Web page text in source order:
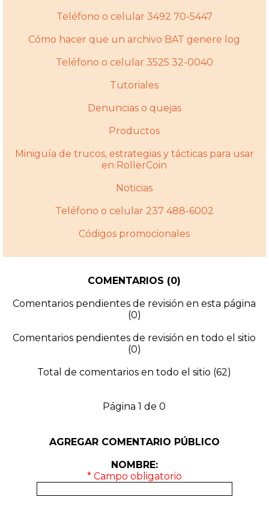
Teléfono o celular 3492 70-5447
Cómo hacer que un archivo BAT genere log
Teléfono o celular 3525 32-0040
Tutoriales
Denuncias o quejas
Productos
Miniguí­a de trucos, estrategias y tácticas para usar
en RollerCoin
Noticias
Teléfono o celular 237 488-6002
Códigos promocionales
COMENTARIOS (0)
Comentarios pendientes de revisión en esta página
(0)
Comentarios pendientes de revisión en todo el sitio
(0)
Total de comentarios en todo el sitio (62)
Página 1 de 0
AGREGAR COMENTARIO PÚBLICO
NOMBRE:
* Campo obligatorio